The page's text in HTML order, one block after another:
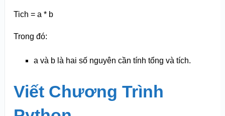
Tich = a * b
Trong đó:
a và b là hai số nguyên cần tính tổng và tích.
Viết Chương Trình